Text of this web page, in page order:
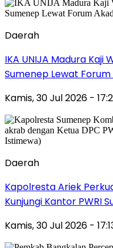
Daerah
IKA UNIJA Madura
Sumenep Lewat
Kamis, 30 Jul 2026 -
Daerah
Kapolresta Ariek
Kunjungi Kantor PWRI
Kamis, 30 Jul 2026 -